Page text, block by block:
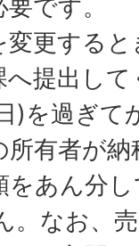
です。
更する
提出し
)を過ぎて
所有者が
あん分
。なお、